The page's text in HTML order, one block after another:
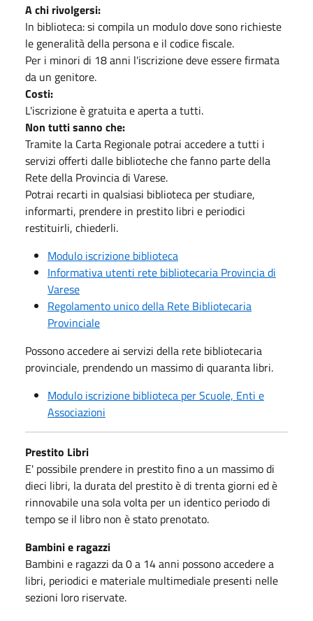
A chi rivolgersi:
In biblioteca: si compila un modulo dove sono richieste
le generalità della persona e il codice fiscale.
Per i minori di 18 anni l'iscrizione deve essere firmata
da un genitore.
Costi:
L'iscrizione è gratuita e aperta a tutti.
Non tutti sanno che:
Tramite la Carta Regionale potrai accedere a tutti i
servizi offerti dalle biblioteche che fanno parte della
Rete della Provincia di Varese.
Potrai recarti in qualsiasi biblioteca per studiare,
informarti, prendere in prestito libri e periodici
restituirli, chiederli.
Modulo iscrizione biblioteca
Informativa utenti rete bibliotecaria Provincia di
Varese
Regolamento unico della Rete Bibliotecaria
Provinciale
Possono accedere ai servizi della rete bibliotecaria
provinciale, prendendo un massimo di quaranta libri.
Modulo iscrizione biblioteca per Scuole, Enti e
Associazioni
Prestito Libri
E' possibile prendere in prestito fino a un massimo di
dieci libri, la durata del prestito è di trenta giorni ed è
rinnovabile una sola volta per un identico periodo di
tempo se il libro non è stato prenotato.
Bambini e ragazzi
Bambini e ragazzi da 0 a 14 anni possono accedere a
libri, periodici e materiale multimediale presenti nelle
sezioni loro riservate.